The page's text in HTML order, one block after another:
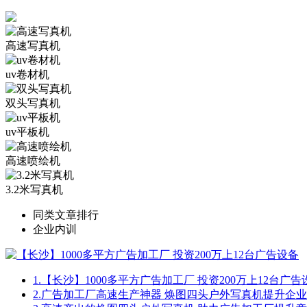
高速写真机
uv卷材机
双头写真机
uv平板机
高速喷绘机
3.2米写真机
同类文章排行
企业内训
1. 【长沙】1000多平方广告加工厂 投资200万上12台广告
2.广告加工厂高速生产神器 焕图四头户外写真机提升企